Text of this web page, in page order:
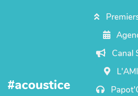
Aller au contenu principal
#acoustice
Canal